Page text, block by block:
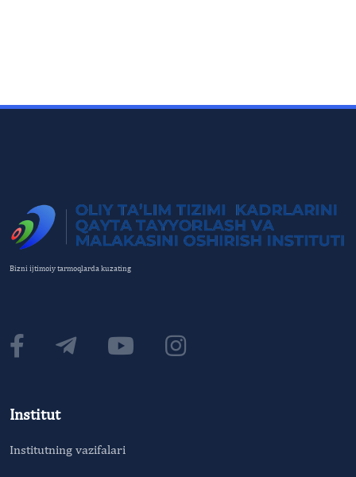
Bizni ijtimoiy tarmoqlarda kuzating
Institut
Institutning vazifalari